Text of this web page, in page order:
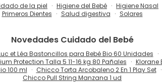
de la piel Higiene del Bebé Higiene Nasal
Primeros Dientes
Salud digestiva Solares
Novedades Cuidado del Bebé
et Léa Bastoncillos para Bebé Bio 60 Unidades
Protection Talla 5 11-16 kg 80 Pañales
Klorane
100 ml
Chicco Torta Arcobaleno 2 En 1 Play Set
Chicco Pull String Manzana 1 ud